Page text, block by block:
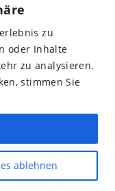
zu
oder Inhalte
zu analysieren.
stimmen Sie
ablehnen
Du unsere